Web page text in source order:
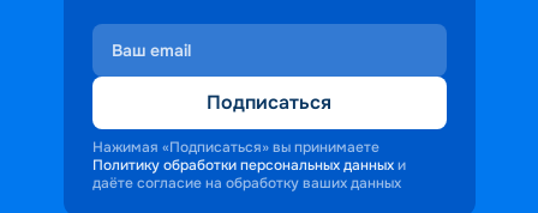
Подписаться
Нажимая «Подписаться» вы принимаете
Политику обработки персональных данных и
даёте согласие на обработку ваших данных